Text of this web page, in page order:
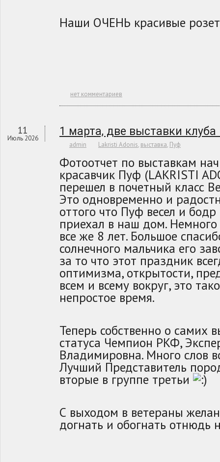
Наши ОЧЕНЬ красивые
нет комментариев
11
Июль 2026
1 марта, две выставки клуба
admin Lakristi Adonis, выставка, Пуф
Фотоотчет по выставкам
красавчик Пуф (LAKRISTI
перешел в почетный класс
Это одновременно и
оттого что Пуф весел и
приехал в наш дом. Немного
все же 8 лет. Большое
солнечного мальчика его
за то что этот праздник
оптимизма, открытости,
всем и всему вокруг, это
непростое время.
Теперь собственно о самих
статуса Чемпион РКФ,
Владимировна. Много слов
Лучший Представитель
вторые в группе третьи
С выходом в ветераны
догнать и обогнать отнюдь